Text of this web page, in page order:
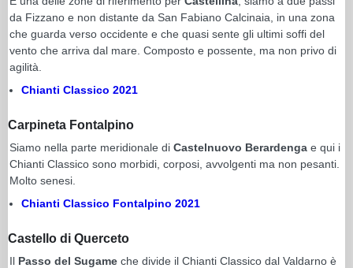
da Fizzano e non distante da San Fabiano Calcinaia, in una zona
che guarda verso occidente e che quasi sente gli ultimi soffi del
vento che arriva dal mare. Composto e possente, ma non privo di
agilità.
Chianti Classico 2021
Carpineta Fontalpino
Siamo nella parte meridionale di Castelnuovo Berardenga e qui i
Chianti Classico sono morbidi, corposi, avvolgenti ma non pesanti.
Molto senesi.
Chianti Classico Fontalpino 2021
Castello di Querceto
Il Passo del Sugame che divide il Chianti Classico dal Valdarno è